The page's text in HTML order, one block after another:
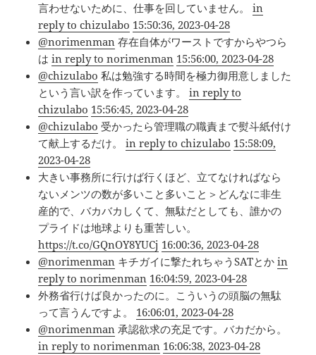
言わせないために、仕事を回していません。in
reply to chizulabo 15:50:36, 2023-04-28
@norimenman 存在自体がワーストですからやつら
はin reply to norimenman 15:56:00, 2023-04-28
@chizulabo 私は勉強する時間を極力御用意しました
という言い訳を作っています。in reply to
chizulabo 15:56:45, 2023-04-28
@chizulabo 受かったら管理職の職責まで熨斗紙付け
て献上するだけ。in reply to chizulabo 15:58:09,
2023-04-28
大きい事務所に行けば行くほど、立てなければなら
ないメンツの数が多いこと多いこと＞どんなに非生
産的で、バカバカしくて、無駄だとしても、誰かの
プライドは地球よりも重苦しい。
https://t.co/GQnOY8YUCj 16:00:36, 2023-04-28
@norimenman キチガイに撃たれちゃうSATとかin
reply to norimenman 16:04:59, 2023-04-28
外務省行けば良かったのに。こういうの頭脳の無駄
って言うんですよ。 16:06:01, 2023-04-28
@norimenman 承認欲求の充足です。バカだから。
in reply to norimenman 16:06:38, 2023-04-28